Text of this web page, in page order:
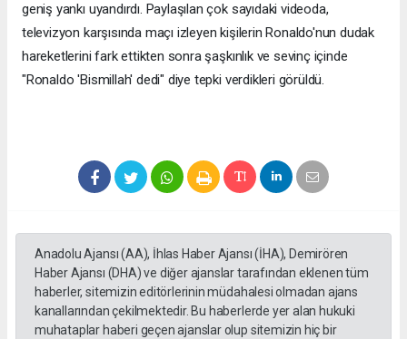
geniş yankı uyandırdı. Paylaşılan çok sayıdaki videoda,
televizyon karşısında maçı izleyen kişilerin Ronaldo'nun dudak
hareketlerini fark ettikten sonra şaşkınlık ve sevinç içinde
"Ronaldo 'Bismillah' dedi" diye tepki verdikleri görüldü.
Anadolu Ajansı (AA), İhlas Haber Ajansı (İHA), Demirören
Haber Ajansı (DHA) ve diğer ajanslar tarafından eklenen tüm
haberler, sitemizin editörlerinin müdahalesi olmadan ajans
kanallarından çekilmektedir. Bu haberlerde yer alan hukuki
muhataplar haberi geçen ajanslar olup sitemizin hiç bir